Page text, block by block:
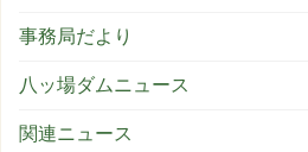
事務局だより
八ッ場ダムニュース
関連ニュース